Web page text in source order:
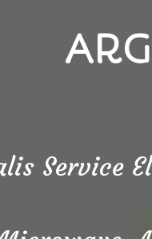
Service